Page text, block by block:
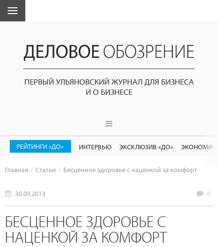
ПЕРВЫЙ УЛЬЯНОВСКИЙ ЖУРНАЛ ДЛЯ БИЗНЕСА
И О БИЗНЕСЕ
РЕЙТИНГИ «ДО» ИНТЕРВЬЮ ЭКСКЛЮЗИВ «ДО»
Главная Статьи Бесценное здоровье с наценкой за комфорт
30.09.2013 0
БЕСЦЕННОЕ ЗДОРОВЬЕ С
НАЦЕНКОЙ ЗА КОМФОРТ